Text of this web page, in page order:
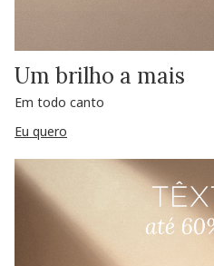
Um brilho a mais
Em todo canto
Eu quero